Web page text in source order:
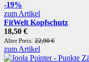
-19%
zum Artikel
FitWelt Kopfschutz
18,50 €
Alter Preis: 22,90 €
zum Artikel